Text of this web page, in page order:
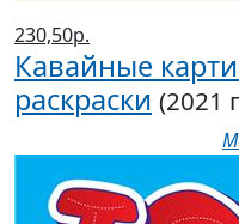
230,50р.
Кавайные
раскраски (2021